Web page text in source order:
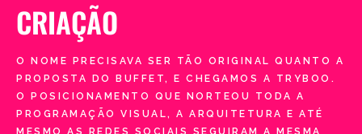
CRIAÇÃO
O NOME PRECISAVA SER TÃO ORIGINAL QUANTO A
PROPOSTA DO BUFFET, E CHEGAMOS A TRYBOO.
O POSICIONAMENTO QUE NORTEOU TODA A
PROGRAMAÇÃO VISUAL, A ARQUITETURA E ATÉ
MESMO AS REDES SOCIAIS SEGUIRAM A MESMA